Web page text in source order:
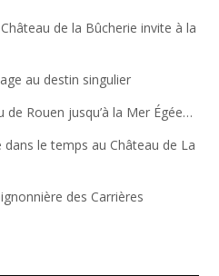
de la Bûcherie invite à la
au destin singulier
Rouen jusqu’à la Mer Égée…
le temps au Château de La
des Carrières